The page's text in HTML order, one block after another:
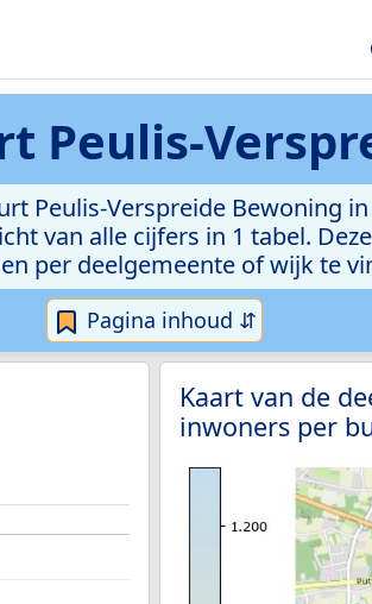
Peulis-
Peulis-Verspreide Bewoning
van alle cijfers in 1 tabel.
per deelgemeente of wijk te
Pagina inhoud ⇵
Kaart van de
inwoners per